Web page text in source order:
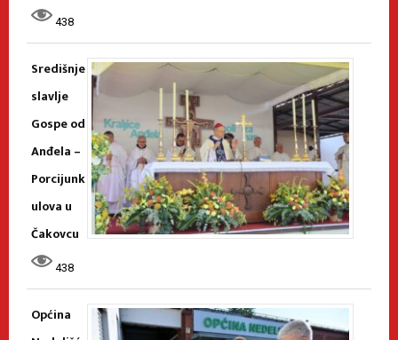
438
Središnje
slavlje
Gospe od
Anđela –
Porcijunk
ulova u
Čakovcu
438
Općina